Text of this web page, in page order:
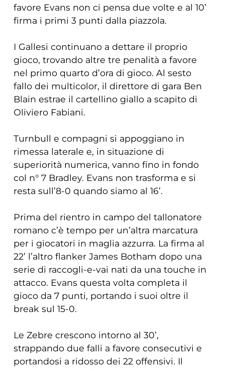
favore Evans non ci pensa due volte e al 10’
firma i primi 3 punti dalla piazzola.
I Gallesi continuano a dettare il proprio
gioco, trovando altre tre penalità a favore
nel primo quarto d’ora di gioco. Al sesto
fallo dei multicolor, il direttore di gara Ben
Blain estrae il cartellino giallo a scapito di
Oliviero Fabiani.
Turnbull e compagni si appoggiano in
rimessa laterale e, in situazione di
superiorità numerica, vanno fino in fondo
col n° 7 Bradley. Evans non trasforma e si
resta sull’8-0 quando siamo al 16’.
Prima del rientro in campo del tallonatore
romano c’è tempo per un’altra marcatura
per i giocatori in maglia azzurra. La firma al
22’ l’altro flanker James Botham dopo una
serie di raccogli-e-vai nati da una touche in
attacco. Evans questa volta completa il
gioco da 7 punti, portando i suoi oltre il
break sul 15-0.
Le Zebre crescono intorno al 30’,
strappando due falli a favore consecutivi e
portandosi a ridosso dei 22 offensivi. Il